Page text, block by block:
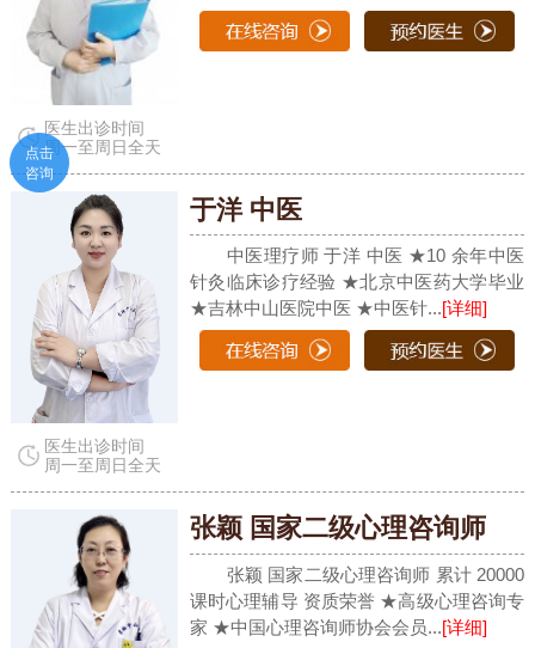
医生出诊时间
周一至周日全天
医生出诊时间
周一至周日全天
于洋 中医
中医理疗师 于洋 中医 ★10 余年中医
针灸临床诊疗经验 ★北京中医药大学毕业
★吉林中山医院中医 ★中医针...[详细]
张颖 国家二级心理咨询师
张颖 国家二级心理咨询师 累计 20000
课时心理辅导 资质荣誉 ★高级心理咨询专
家 ★中国心理咨询师协会会员...[详细]
点击
咨询